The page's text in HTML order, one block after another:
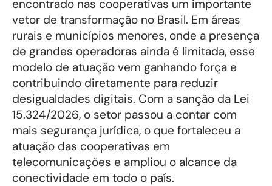
encontrado nas cooperativas um importante
vetor de transformação no Brasil. Em áreas
rurais e municípios menores, onde a presença
de grandes operadoras ainda é limitada, esse
modelo de atuação vem ganhando força e
contribuindo diretamente para reduzir
desigualdades digitais. Com a sanção da Lei
15.324/2026, o setor passou a contar com
mais segurança jurídica, o que fortaleceu a
atuação das cooperativas em
telecomunicações e ampliou o alcance da
conectividade em todo o país.